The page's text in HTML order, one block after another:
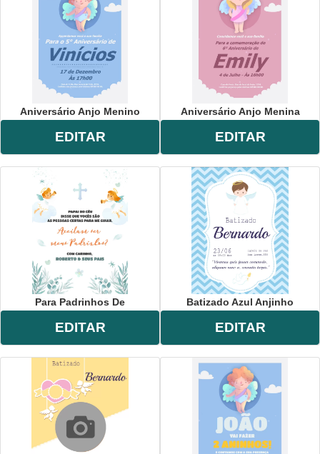
Aniversário Anjo Menino
EDITAR
Aniversário Anjo Menina
EDITAR
Para Padrinhos De
EDITAR
Batizado Azul Anjinho
EDITAR